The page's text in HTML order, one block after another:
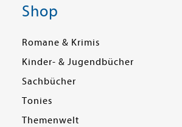
Shop
Romane & Krimis
Kinder- & Jugendbücher
Sachbücher
Tonies
Themenwelt